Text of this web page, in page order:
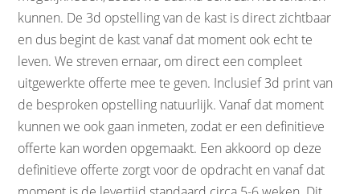
kunnen. De 3d opstelling van de kast is direct zichtbaar
en dus begint de kast vanaf dat moment ook echt te
leven. We streven ernaar, om direct een compleet
uitgewerkte offerte mee te geven. Inclusief 3d print van
de besproken opstelling natuurlijk. Vanaf dat moment
kunnen we ook gaan inmeten, zodat er een definitieve
offerte kan worden opgemaakt. Een akkoord op deze
definitieve offerte zorgt voor de opdracht en vanaf dat